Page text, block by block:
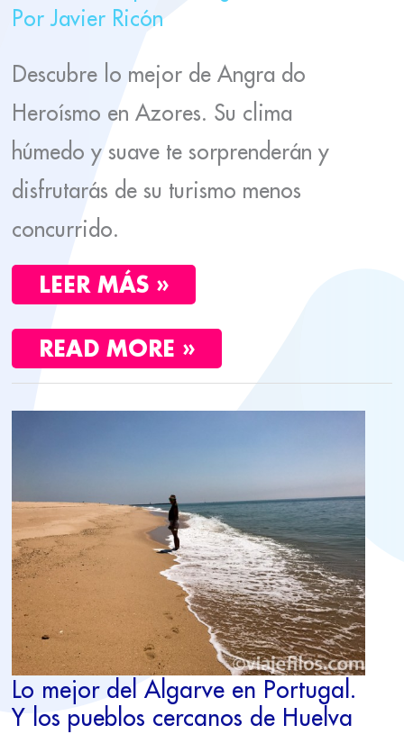
Por Javier Ricón
Descubre lo mejor de Angra do
Heroísmo en Azores. Su clima
húmedo y suave te sorprenderán y
disfrutarás de su turismo menos
concurrido.
LEER MÁS »
READ MORE »
Lo mejor del Algarve en Portugal.
Y los pueblos cercanos de Huelva
LO
EN
PORTUGAL.
Y
LOS
PUEBLOS
CERCANOS
DE
HUELVA